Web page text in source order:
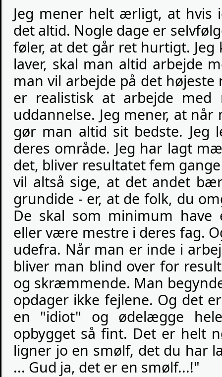
Jeg mener helt ærligt, at hvis
det altid. Nogle dage er
føler, at det går ret hurtigt.
laver, skal man altid arbejde
man vil arbejde på det
er realistisk at arbejde
uddannelse. Jeg mener, at
gør man altid sit bedste. Jeg
deres område. Jeg har lagt
det, bliver resultatet fem
vil altså sige, at det andet
grundide - er, at de folk, du
De skal som minimum have
eller være mestre i deres fag.
udefra. Når man er inde i
bliver man blind over for
og skræmmende. Man
opdager ikke fejlene. Og det
en "idiot" og ødelægge
opbygget så fint. Det er helt
ligner jo en smølf, det du har
... Gud ja, det er en smølf...!"